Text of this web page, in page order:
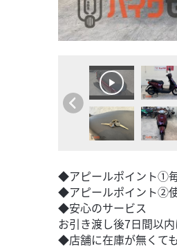
◆アピールポイント①
◆アピールポイント②
◆安心のサービス
お引き渡し後7日間以
◆店舗に在庫が無くて